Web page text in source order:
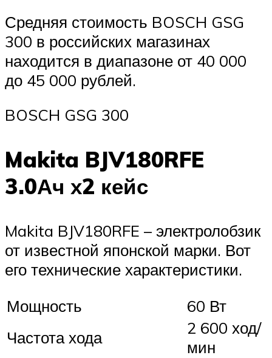
Средняя стоимость BOSCH GSG
300 в российских магазинах
находится в диапазоне от 40 000
до 45 000 рублей.
BOSCH GSG 300
Makita BJV180RFE
3.0Ач х2 кейс
Makita BJV180RFE – электролобзик
от известной японской марки. Вот
его технические характеристики.
Мощность
60 Вт
Частота хода
2 600 ход/
мин